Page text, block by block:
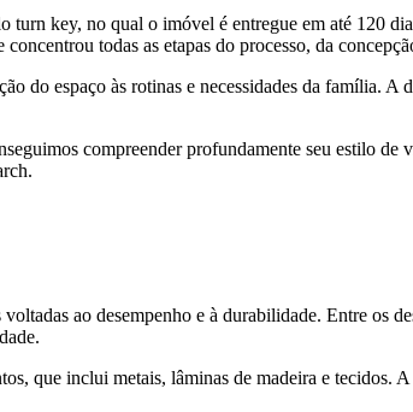
key, no qual o imóvel é entregue em até 120
todas as etapas do processo, da
do espaço às rotinas e necessidades da família.
compreender profundamente seu estilo
ao desempenho e à durabilidade. Entre os
que inclui metais, lâminas de madeira e tecidos.